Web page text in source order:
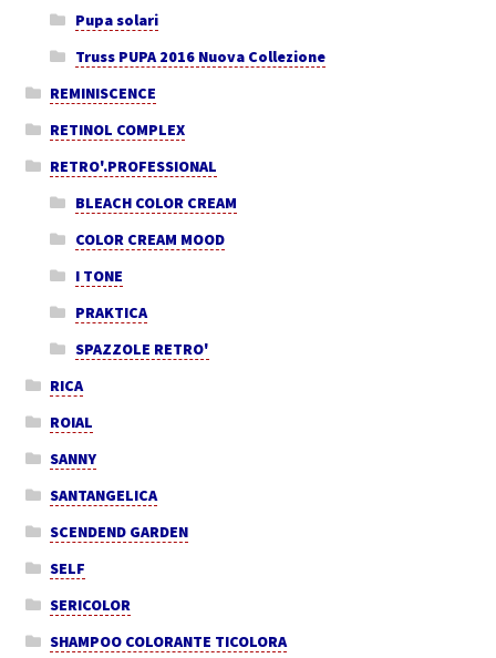
Pupa solari
Truss PUPA 2016 Nuova Collezione
REMINISCENCE
RETINOL COMPLEX
RETRO'.PROFESSIONAL
BLEACH COLOR CREAM
COLOR CREAM MOOD
I TONE
PRAKTICA
SPAZZOLE RETRO'
RICA
ROIAL
SANNY
SANTANGELICA
SCENDEND GARDEN
SELF
SERICOLOR
SHAMPOO COLORANTE TICOLORA